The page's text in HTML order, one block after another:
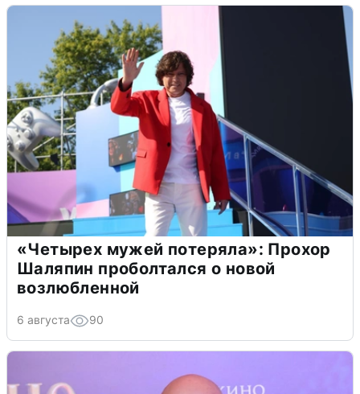
«Четырех мужей потеряла»: Прохор
Шаляпин проболтался о новой
возлюбленной
6 августа 90